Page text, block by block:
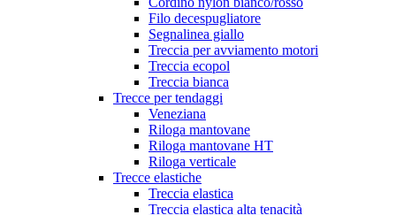
Filo decespugliatore
Segnalinea giallo
Treccia per avviamento motori
Treccia ecopol
Treccia bianca
Trecce per tendaggi
Veneziana
Riloga mantovane
Riloga mantovane HT
Riloga verticale
Trecce elastiche
Treccia elastica
Treccia elastica alta tenacità